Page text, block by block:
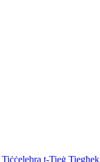
t-Tieġ Tiegħek